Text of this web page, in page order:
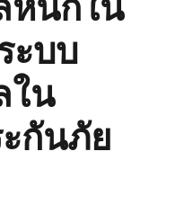
ะบบ
ใน
กันภัย